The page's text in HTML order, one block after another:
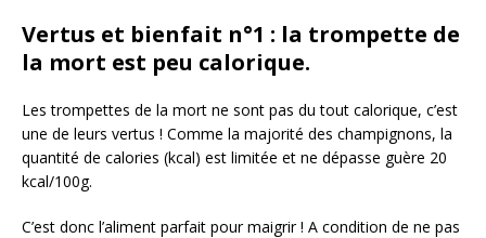
Vertus et bienfait n°1 : la trompette de
la mort est peu calorique.
Les trompettes de la mort ne sont pas du tout calorique, c’est
une de leurs vertus ! Comme la majorité des champignons, la
quantité de calories (kcal) est limitée et ne dépasse guère 20
kcal/100g.
C’est donc l’aliment parfait pour maigrir ! A condition de ne pas